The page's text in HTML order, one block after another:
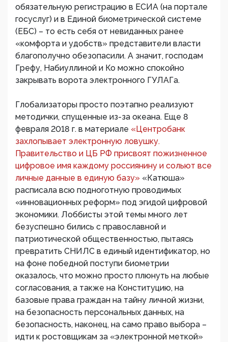
обязательную регистрацию в ЕСИА (на портале
госуслуг) и в Единой биометрической системе
(ЕБС) – то есть себя от невиданных ранее
«комфорта и удобств» представители власти
благополучно обезопасили. А значит, господам
Грефу, Набиуллиной и Ко можно спокойно
закрывать ворота электронного ГУЛАГа.
Глобализаторы просто поэтапно реализуют
методички, спущенные из-за океана. Еще 8
февраля 2018 г. в материале «Центробанк
захлопывает электронную ловушку.
Правительство и ЦБ РФ присвоят пожизненное
цифровое имя каждому россиянину и сольют все
личные данные в единую базу» «Катюша»
расписала всю подноготную проводимых
«инновационных реформ» под эгидой цифровой
экономики. Лоббисты этой темы много лет
безуспешно бились с православной и
патриотической общественностью, пытаясь
превратить СНИЛС в единый идентификатор, но
на фоне победной поступи биометрии
оказалось, что можно просто плюнуть на любые
согласования, а также на Конституцию, на
базовые права граждан на тайну личной жизни,
на безопасность персональных данных, на
безопасность, наконец, на само право выбора –
идти к ростовщикам за «электронной меткой»